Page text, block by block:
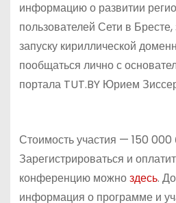
информацию о развитии
пользователей Сети в
запуску кириллической
пообщаться лично с
портала TUT.BY Юрием
Стоимость участия — 150 000
Зарегистрироваться и
конференцию можноздесь.
информация о программе и